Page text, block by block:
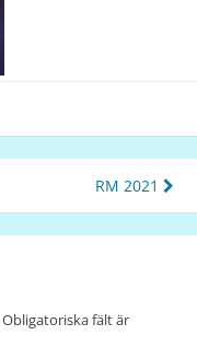
RM 2021
Obligatoriska fält är